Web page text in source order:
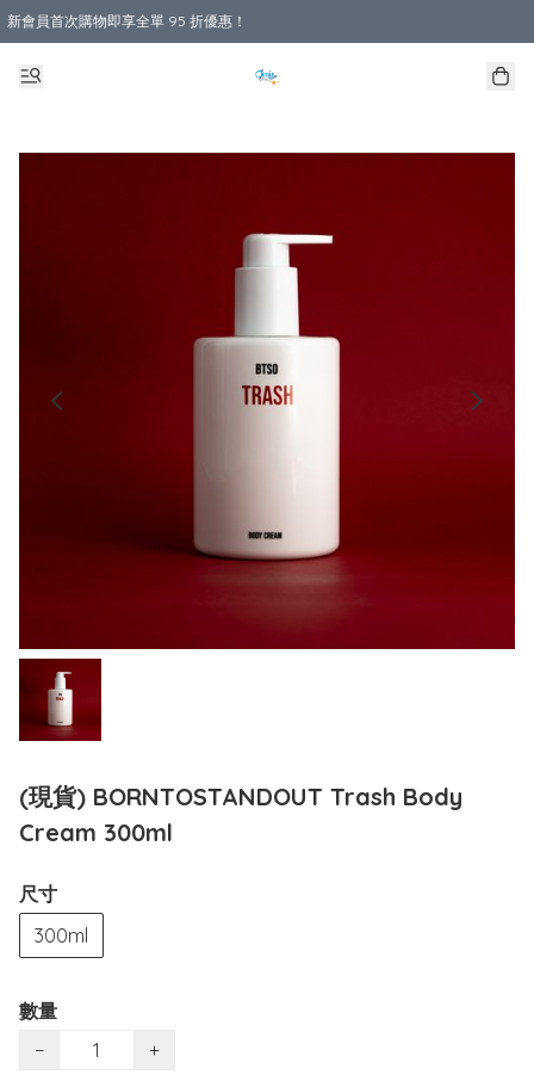
新會員首次購物即享全單 95 折優惠！
購物滿 HKD 800.00即享免運費優惠！（適用於 本地送貨、本地取貨 )
(現貨) BORNTOSTANDOUT Trash Body
Cream 300ml
尺寸
300ml
數量
−
+